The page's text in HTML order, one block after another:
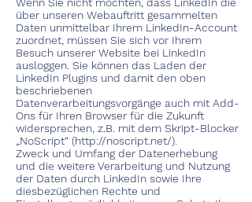
über unseren Webauftritt gesammelten
Daten unmittelbar Ihrem LinkedIn-Account
zuordnet, müssen Sie sich vor Ihrem
Besuch unserer Website bei LinkedIn
ausloggen. Sie können das Laden der
LinkedIn Plugins und damit den oben
beschriebenen
Datenverarbeitungsvorgänge auch mit Add-
Ons für Ihren Browser für die Zukunft
widersprechen, z.B. mit dem Skript-Blocker
„NoScript“ (http://noscript.net/).
Zweck und Umfang der Datenerhebung
und die weitere Verarbeitung und Nutzung
der Daten durch LinkedIn sowie Ihre
diesbezüglichen Rechte und